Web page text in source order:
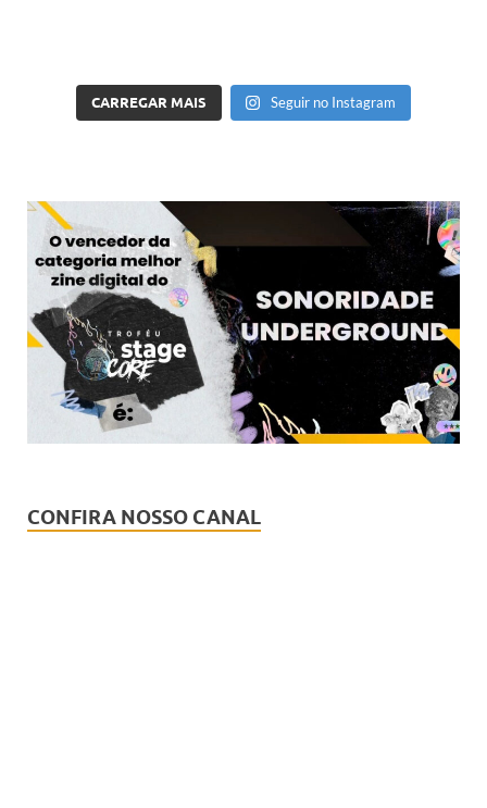
CARREGAR MAIS Seguir no Instagram
CONFIRA NOSSO CANAL